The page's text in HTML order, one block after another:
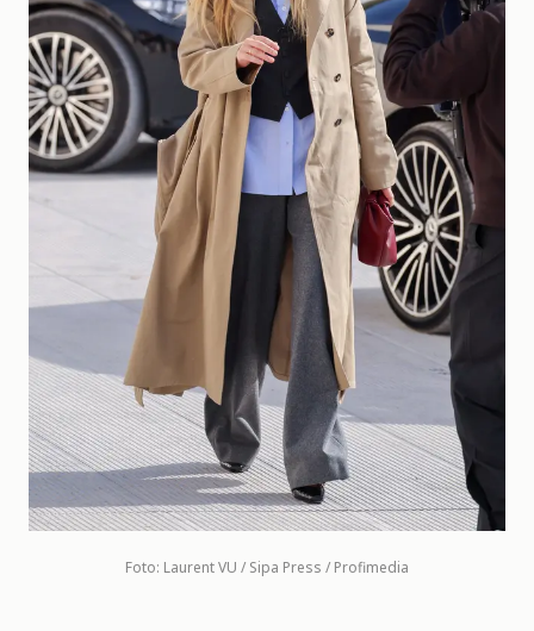
Foto: Laurent VU / Sipa Press / Profimedia